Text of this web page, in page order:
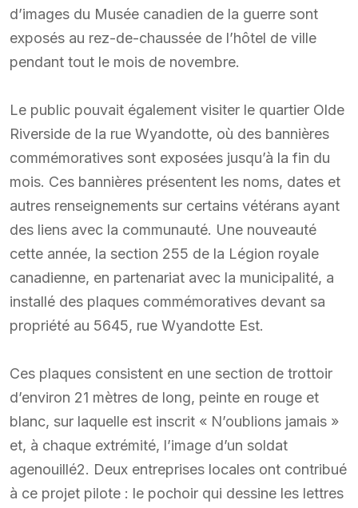
d’images du Musée canadien de la guerre sont
exposés au rez-de-chaussée de l’hôtel de ville
pendant tout le mois de novembre.
Le public pouvait également visiter le quartier Olde
Riverside de la rue Wyandotte, où des bannières
commémoratives sont exposées jusqu’à la fin du
mois. Ces bannières présentent les noms, dates et
autres renseignements sur certains vétérans ayant
des liens avec la communauté. Une nouveauté
cette année, la section 255 de la Légion royale
canadienne, en partenariat avec la municipalité, a
installé des plaques commémoratives devant sa
propriété au 5645, rue Wyandotte Est.
Ces plaques consistent en une section de trottoir
d’environ 21 mètres de long, peinte en rouge et
blanc, sur laquelle est inscrit « N’oublions jamais »
et, à chaque extrémité, l’image d’un soldat
agenouillé2. Deux entreprises locales ont contribué
à ce projet pilote : le pochoir qui dessine les lettres